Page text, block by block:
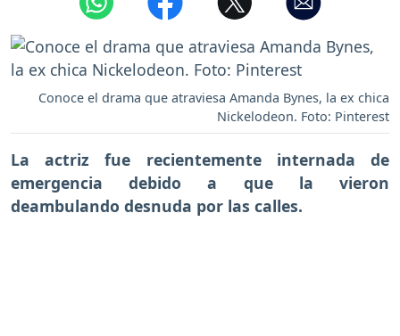
Conoce el drama que atraviesa Amanda Bynes, la ex chica
Nickelodeon. Foto: Pinterest
La actriz fue recientemente internada de
emergencia debido a que la vieron
deambulando desnuda por las calles.